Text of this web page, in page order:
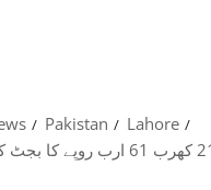
Pakistan
Lahore
پنجاب حکومت 21 کھرب 61 ارب